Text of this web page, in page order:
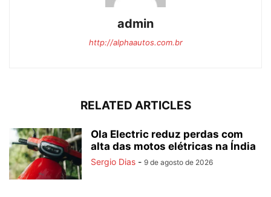
admin
http://alphaautos.com.br
RELATED ARTICLES
Ola Electric reduz perdas com
alta das motos elétricas na Índia
Sergio Dias - 9 de agosto de 2026